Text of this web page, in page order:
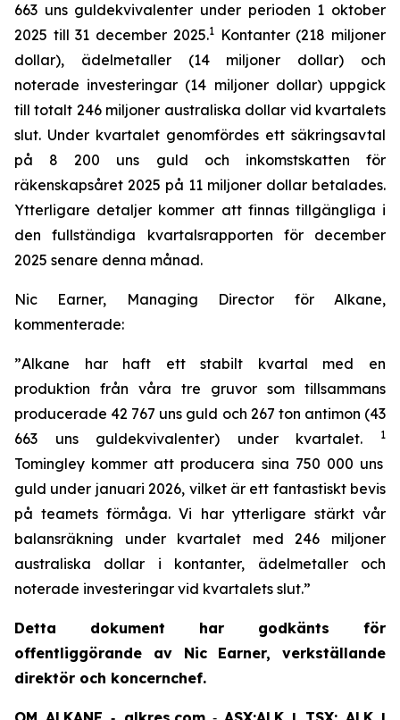
663 uns guldekvivalenter under perioden 1 oktober
2025 till 31 december 2025.1Kontanter (218 miljoner
dollar), ädelmetaller (14 miljoner dollar) och
noterade investeringar (14 miljoner dollar) uppgick
till totalt 246 miljoner australiska dollar vid kvartalets
slut. Under kvartalet genomfördes ett säkringsavtal
på 8 200 uns guld och inkomstskatten för
räkenskapsåret 2025 på 11 miljoner dollar betalades.
Ytterligare detaljer kommer att finnas tillgängliga i
den fullständiga kvartalsrapporten för december
2025 senare denna månad.
Nic Earner, Managing Director för Alkane,
kommenterade:
”Alkane har haft ett stabilt kvartal med en
produktion från våra tre gruvor som tillsammans
producerade 42 767 uns guld och 267 ton antimon (43
663 uns guldekvivalenter) under kvartalet.
1
Tomingley kommer att producera sina 750 000 uns
guld under januari 2026, vilket är ett fantastiskt bevis
på teamets förmåga. Vi har ytterligare stärkt vår
balansräkning under kvartalet med 246 miljoner
australiska dollar i kontanter, ädelmetaller och
noterade investeringar vid kvartalets slut.”
Detta dokument har godkänts för
offentliggörande av Nic Earner, verkställande
direktör och koncernchef.